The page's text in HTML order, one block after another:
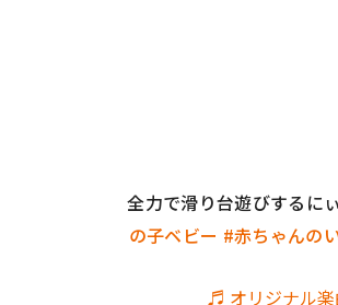
全力で滑り台遊びするに
の子ベビー #赤ちゃんの
♬ オリジナル楽